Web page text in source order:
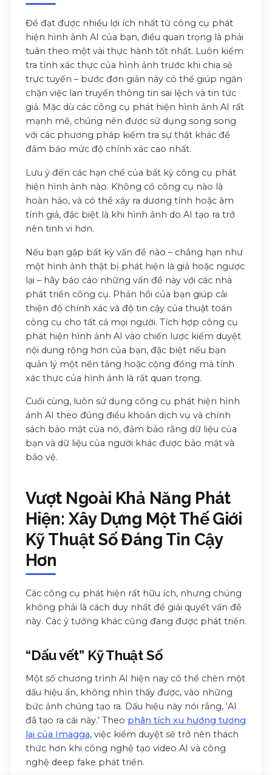
Để đạt được nhiều lợi ích nhất từ công cụ phát
hiện hình ảnh AI của bạn, điều quan trọng là phải
tuân theo một vài thực hành tốt nhất. Luôn kiểm
tra tính xác thực của hình ảnh trước khi chia sẻ
trực tuyến – bước đơn giản này có thể giúp ngăn
chặn việc lan truyền thông tin sai lệch và tin tức
giả. Mặc dù các công cụ phát hiện hình ảnh AI rất
mạnh mẽ, chúng nên được sử dụng song song
với các phương pháp kiểm tra sự thật khác để
đảm bảo mức độ chính xác cao nhất.
Lưu ý đến các hạn chế của bất kỳ công cụ phát
hiện hình ảnh nào. Không có công cụ nào là
hoàn hảo, và có thể xảy ra dương tính hoặc âm
tính giả, đặc biệt là khi hình ảnh do AI tạo ra trở
nên tinh vi hơn.
Nếu bạn gặp bất kỳ vấn đề nào – chẳng hạn như
một hình ảnh thật bị phát hiện là giả hoặc ngược
lại – hãy báo cáo những vấn đề này với các nhà
phát triển công cụ. Phản hồi của bạn giúp cải
thiện độ chính xác và độ tin cậy của thuật toán
công cụ cho tất cả mọi người. Tích hợp công cụ
phát hiện hình ảnh AI vào chiến lược kiểm duyệt
nội dung rộng hơn của bạn, đặc biệt nếu bạn
quản lý một nền tảng hoặc cộng đồng mà tính
xác thực của hình ảnh là rất quan trọng.
Cuối cùng, luôn sử dụng công cụ phát hiện hình
ảnh AI theo đúng điều khoản dịch vụ và chính
sách bảo mật của nó, đảm bảo rằng dữ liệu của
bạn và dữ liệu của người khác được bảo mật và
bảo vệ.
Vượt Ngoài Khả Năng Phát
Hiện: Xây Dựng Một Thế Giới
Kỹ Thuật Số Đáng Tin Cậy
Hơn
Các công cụ phát hiện rất hữu ích, nhưng chúng
không phải là cách duy nhất để giải quyết vấn đề
này. Các ý tưởng khác cũng đang được phát triển.
“Dấu vết” Kỹ Thuật Số
Một số chương trình AI hiện nay có thể chèn một
dấu hiệu ẩn, không nhìn thấy được, vào những
bức ảnh chúng tạo ra. Dấu hiệu này nói rằng, ‘AI
đã tạo ra cái này.’ Theo phân tích xu hướng tương
lai của Imagga, việc kiểm duyệt sẽ trở nên thách
thức hơn khi công nghệ tạo video AI và công
nghệ deep fake phát triển.